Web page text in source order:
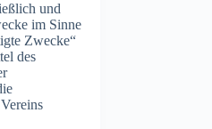
und
im Sinne
Zwecke“
des